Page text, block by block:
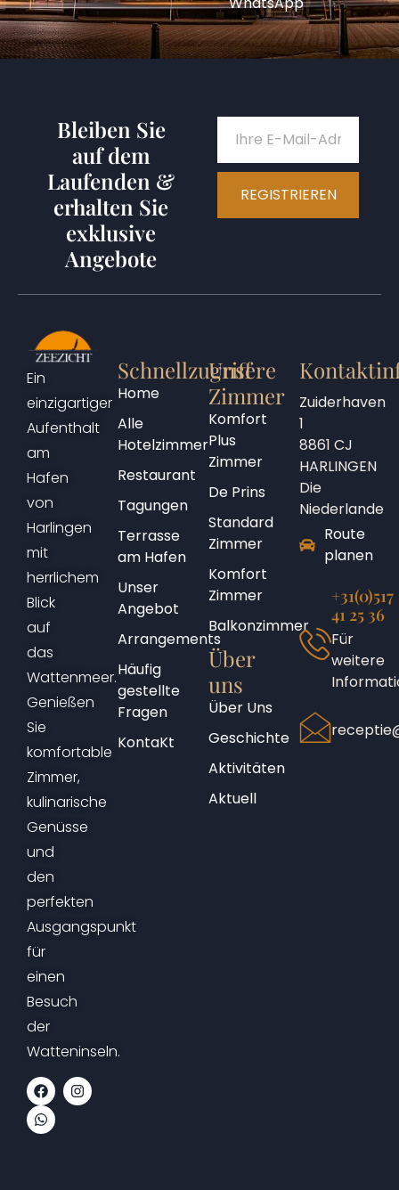
Bleiben Sie
auf dem
Laufenden &
erhalten Sie
exklusive
Angebote
REGISTRIEREN
Ein
einzigartiger
Aufenthalt
am
Hafen
von
Harlingen
mit
herrlichem
Blick
auf
das
Wattenmeer.
Genießen
Sie
komfortable
Zimmer,
kulinarische
Genüsse
und
den
perfekten
Ausgangspunkt
für
einen
Besuch
der
Watteninseln.
Schnellzugriff
Home
Alle
Hotelzimmer
Restaurant
Tagungen
Terrasse
am Hafen
Unser
Angebot
Arrangements
Häufig
gestellte
Fragen
KontaKt
Unsere
Zimmer
Komfort
Plus
Zimmer
De Prins
Standard
Zimmer
Komfort
Zimmer
Balkonzimmer
Über
uns
Über Uns
Geschichte
Aktivitäten
Aktuell
Zuiderhaven
1
8861 CJ
HARLINGEN
Die
Niederlande
Route
planen
+31(0)517
41 25 36
Für
weitere